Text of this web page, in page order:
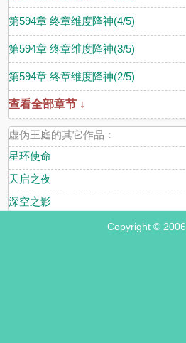
第594章 终章维度降神(4/5)
第594章 终章维度降神(3/5)
第594章 终章维度降神(2/5)
查看全部章节 ↓
虚伪王庭的其它作品：
星环使命
天启之夜
深空之影
Copyright © 2006